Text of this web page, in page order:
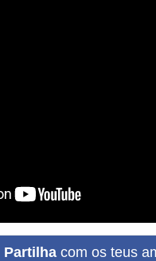
Partilhacom os teus